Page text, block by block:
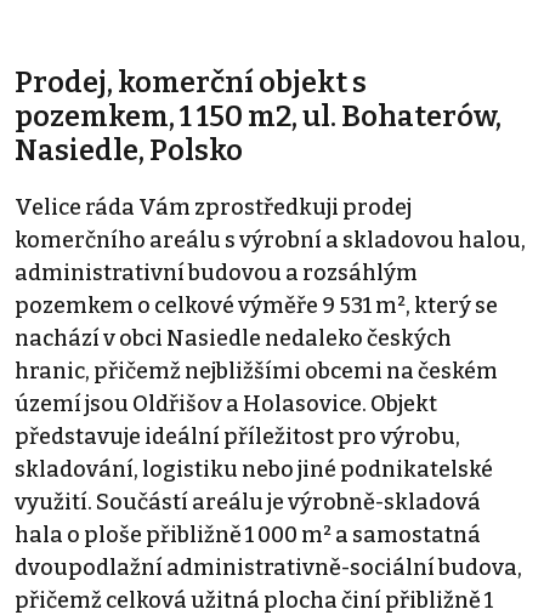
Prodej, komerční objekt s
pozemkem, 1 150 m2, ul. Bohaterów,
Nasiedle, Polsko
Velice ráda Vám zprostředkuji prodej
komerčního areálu s výrobní a skladovou halou,
administrativní budovou a rozsáhlým
pozemkem o celkové výměře 9 531 m², který se
nachází v obci Nasiedle nedaleko českých
hranic, přičemž nejbližšími obcemi na českém
území jsou Oldřišov a Holasovice. Objekt
představuje ideální příležitost pro výrobu,
skladování, logistiku nebo jiné podnikatelské
využití. Součástí areálu je výrobně-skladová
hala o ploše přibližně 1 000 m² a samostatná
dvoupodlažní administrativně-sociální budova,
přičemž celková užitná plocha činí přibližně 1